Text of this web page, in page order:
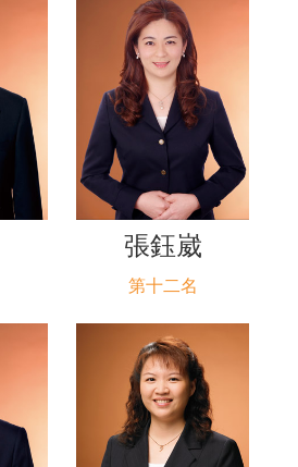
張鈺崴
第十二名